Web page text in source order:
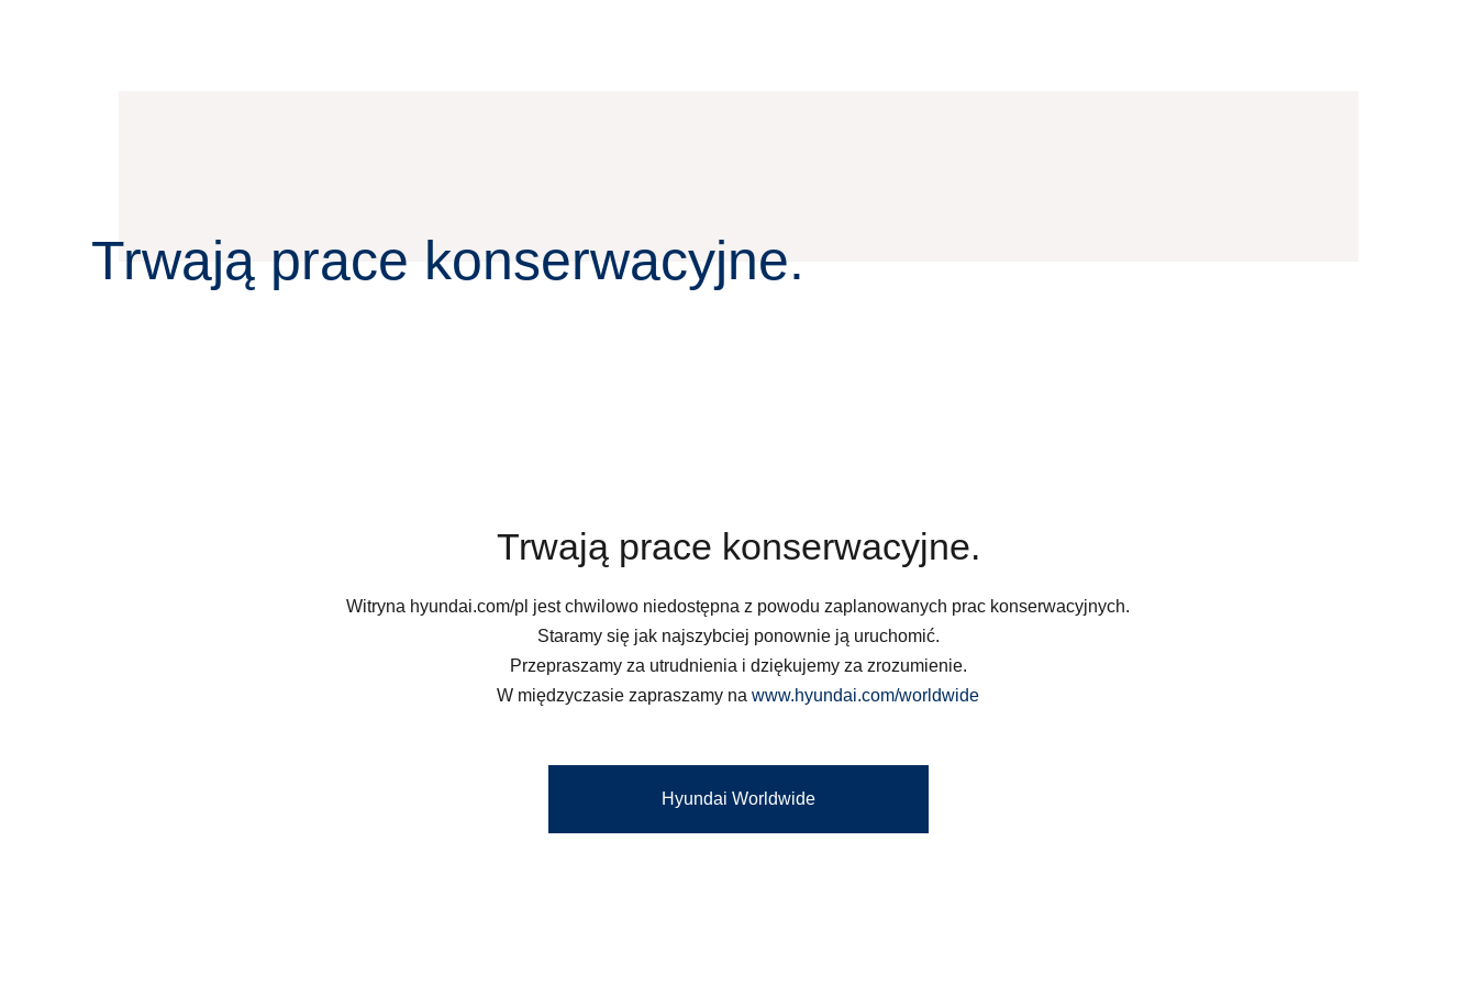
Trwają prace konserwacyjne.
Trwają prace konserwacyjne.
Witryna hyundai.com/pl jest chwilowo niedostępna z powodu zaplanowanych prac konserwacyjnych.
Staramy się jak najszybciej ponownie ją uruchomić.
Przepraszamy za utrudnienia i dziękujemy za zrozumienie.
W międzyczasie zapraszamy nawww.hyundai.com/worldwide
Hyundai Worldwide